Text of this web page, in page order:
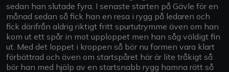
sedan han slutade fyra. I senaste starten på Gävle för en
månad sedan så fick han en resa i rygg på ledaren och
fick därifrån aldrig riktigt fritt spurtutrymme även om han
kom ut ett spår in mot upploppet men han såg väldigt fin
ut. Med det loppet i kroppen så bör nu formen vara klart
förbättrad och även om startspåret här är lite tråkigt så
bör han med hjälp av en startsnabb rygg hamna rätt så